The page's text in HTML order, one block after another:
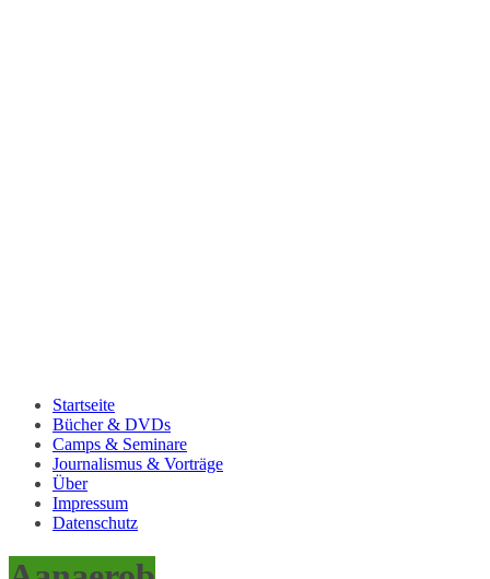
Startseite
Bücher & DVDs
Camps & Seminare
Journalismus & Vorträge
Über
Impressum
Datenschutz